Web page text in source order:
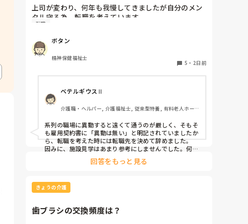
上司が変わり、何年も我慢してきましたが自分のメン
タル守る為、転職を考えています。
納得できる仕事に出会うまでの間
②系列の他職場に移動する
皆さんならどうしますか？
また、就活中、積極的に施設見学等をしましたか？
転職
ボタン
精神保健福祉士
5 ・ 2日前
ベテルギウスⅡ
介護職・ヘルパー, 介護福祉士, 従来型特養, 有料老人ホー
修, 実務者研修, ユニット型特養
系列の職場に異動すると遠くて通うのが厳しく、そもそ
も雇用契約書に「異動は無い」と明記されていましたか
ら、転職を考えた時には転職先を決めて辞めました。
因みに、施設見学はあまり参考にしませんでした。何故
なら、短時間でほんの一部分しか見させてくれないので
良し悪しは判断出来ないからです。職場の人間関係は働
回答をもっと見る
きょうの介護
歯ブラシの交換頻度は？